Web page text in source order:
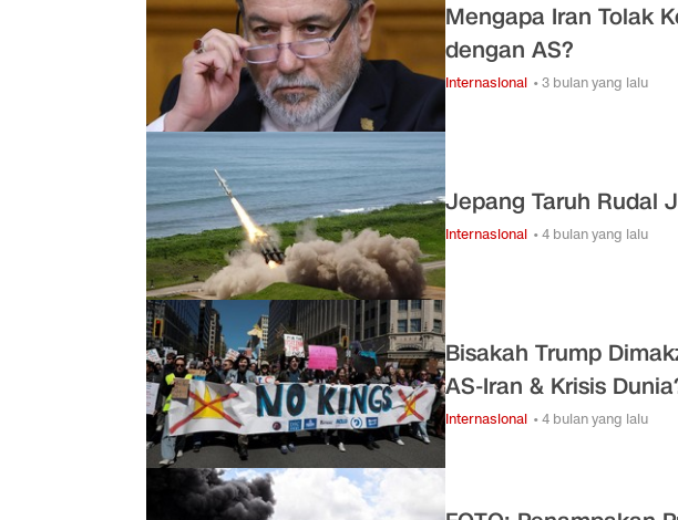
Mengapa Iran Tolak
dengan AS?
Internasional • 3 bulan yang lalu
Jepang Taruh Rudal
Internasional • 4 bulan yang lalu
Bisakah Trump
AS-Iran & Krisis
Internasional • 4 bulan yang lalu